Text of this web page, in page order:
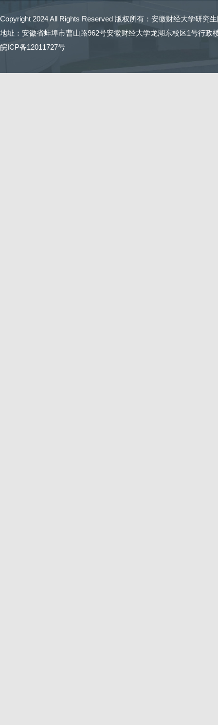
Copyright 2024 All Rights Reserved 版权所有： 安徽财经大学研究
地址：安徽省蚌埠市曹山路962号安徽财经大学龙湖东校区1号行政
皖ICP备12011727号